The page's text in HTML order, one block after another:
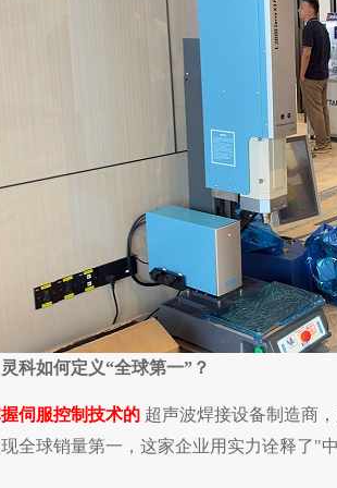
科如何定义“全球第一”？
伺服控制技术的 超声波焊接设备制造商
全球销量第一，这家企业用实力诠释了"